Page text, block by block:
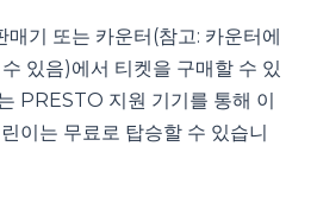
매기 또는 카운터(참고: 카운터에
있음)에서 티켓을 구매할 수 있
PRESTO 지원 기기를 통해 이
이는 무료로 탑승할 수 있습니